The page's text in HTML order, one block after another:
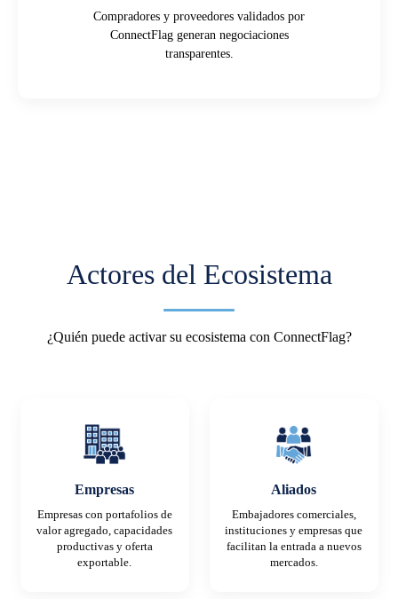
Compradores y proveedores validados por
ConnectFlag generan negociaciones
transparentes.
Actores del Ecosistema
¿Quién puede activar su ecosistema con ConnectFlag?
Empresas
Empresas con portafolios de
valor agregado, capacidades
productivas y oferta
exportable.
Aliados
Embajadores comerciales,
instituciones y empresas que
facilitan la entrada a nuevos
mercados.